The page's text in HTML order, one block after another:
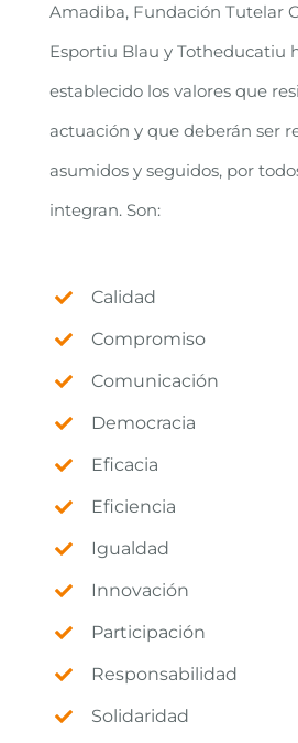
Amadiba, Fundación Tutelar
Esportiu Blau y Totheducatiu
establecido los valores que
actuación y que deberán ser
asumidos y seguidos, por
integran. Son:
Calidad
Compromiso
Comunicación
Democracia
Eficacia
Eficiencia
Igualdad
Innovación
Participación
Responsabilidad
Solidaridad